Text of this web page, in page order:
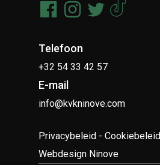
Telefoon
+32 54 33 42 57
E-mail
info@kvkninove.com
Privacybeleid -Cookiebeleid
Webdesign Ninove